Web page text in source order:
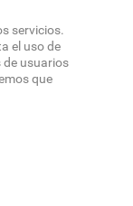
a la persona
un
ante la
persona
dentro del
la Comisión
para que se
que se le
servicios.
el uso de
de usuarios
que